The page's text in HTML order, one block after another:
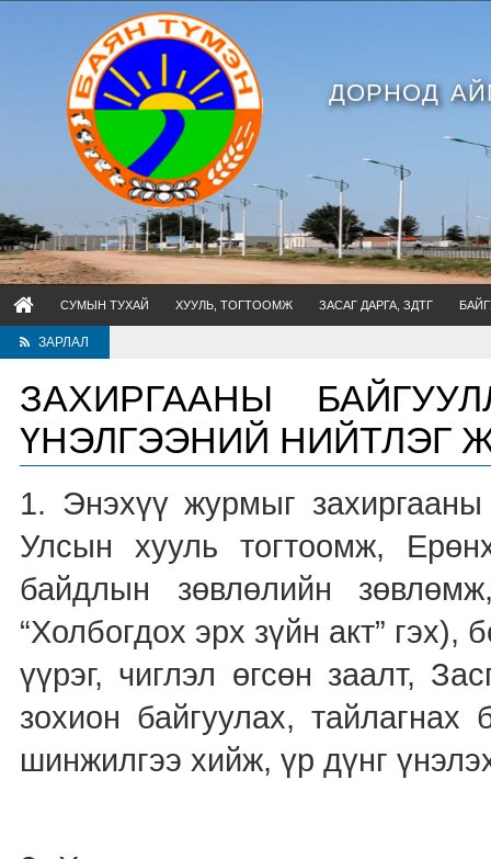
ДОРНОД
СУМЫН ТУХАЙ ХУУЛЬ, ТОГТООМЖ ЗАСАГ ДАРГА, ЗДТГ
ЗАРЛАЛ
ЗАХИРГААНЫ
ҮНЭЛГЭЭНИЙ НИЙТЛЭГ
1. Энэхүү журмыг
Улсын хууль тогтоомж,
байдлын зөвлөлийн
“Холбогдох эрх зүйн акт” гэх),
үүрэг, чиглэл өгсөн заалт,
зохион байгуулах, тайлагнах
шинжилгээ хийж, үр дүнг